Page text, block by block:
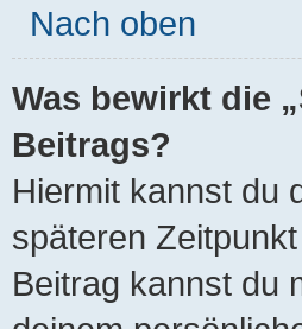
Nach oben
Was bewirkt die
Beitrags?
Hiermit kannst du
späteren
Beitrag kannst du